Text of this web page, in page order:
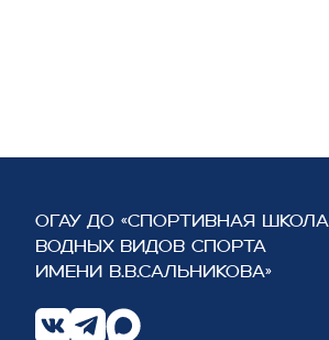
ОГАУ ДО «СПОРТИВНАЯ ШКОЛА
ВОДНЫХ ВИДОВ СПОРТА
ИМЕНИ В.В.САЛЬНИКОВА»